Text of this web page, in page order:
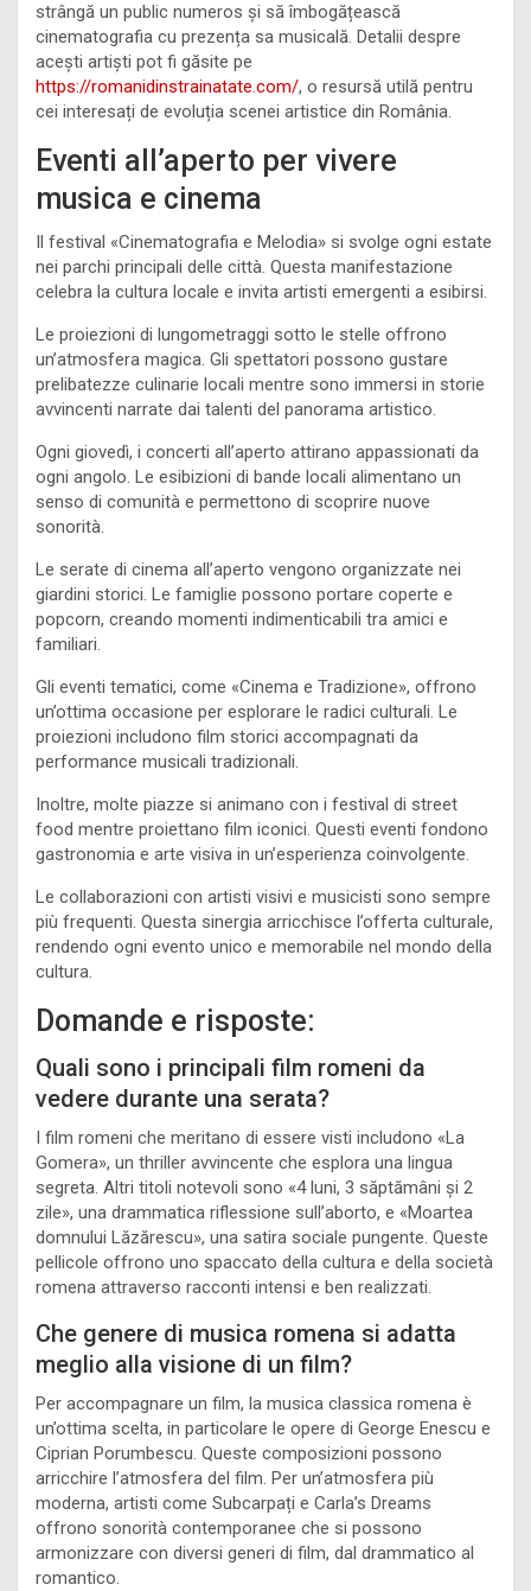
strângă un public numeros și să îmbogățească
cinematografia cu prezența sa musicală. Detalii despre
acești artiști pot fi găsite pe
https://romanidinstrainatate.com/, o resursă utilă pentru
cei interesați de evoluția scenei artistice din România.
Eventi all’aperto per vivere
musica e cinema
Il festival «Cinematografia e Melodia» si svolge ogni estate
nei parchi principali delle città. Questa manifestazione
celebra la cultura locale e invita artisti emergenti a esibirsi.
Le proiezioni di lungometraggi sotto le stelle offrono
un’atmosfera magica. Gli spettatori possono gustare
prelibatezze culinarie locali mentre sono immersi in storie
avvincenti narrate dai talenti del panorama artistico.
Ogni giovedì, i concerti all’aperto attirano appassionati da
ogni angolo. Le esibizioni di bande locali alimentano un
senso di comunità e permettono di scoprire nuove
sonorità.
Le serate di cinema all’aperto vengono organizzate nei
giardini storici. Le famiglie possono portare coperte e
popcorn, creando momenti indimenticabili tra amici e
familiari.
Gli eventi tematici, come «Cinema e Tradizione», offrono
un’ottima occasione per esplorare le radici culturali. Le
proiezioni includono film storici accompagnati da
performance musicali tradizionali.
Inoltre, molte piazze si animano con i festival di street
food mentre proiettano film iconici. Questi eventi fondono
gastronomia e arte visiva in un’esperienza coinvolgente.
Le collaborazioni con artisti visivi e musicisti sono sempre
più frequenti. Questa sinergia arricchisce l’offerta culturale,
rendendo ogni evento unico e memorabile nel mondo della
cultura.
Domande e risposte:
Quali sono i principali film romeni da
vedere durante una serata?
I film romeni che meritano di essere visti includono «La
Gomera», un thriller avvincente che esplora una lingua
segreta. Altri titoli notevoli sono «4 luni, 3 săptămâni și 2
zile», una drammatica riflessione sull’aborto, e «Moartea
domnului Lăzărescu», una satira sociale pungente. Queste
pellicole offrono uno spaccato della cultura e della società
romena attraverso racconti intensi e ben realizzati.
Che genere di musica romena si adatta
meglio alla visione di un film?
Per accompagnare un film, la musica classica romena è
un’ottima scelta, in particolare le opere di George Enescu e
Ciprian Porumbescu. Queste composizioni possono
arricchire l’atmosfera del film. Per un’atmosfera più
moderna, artisti come Subcarpați e Carla’s Dreams
offrono sonorità contemporanee che si possono
armonizzare con diversi generi di film, dal drammatico al
romantico.